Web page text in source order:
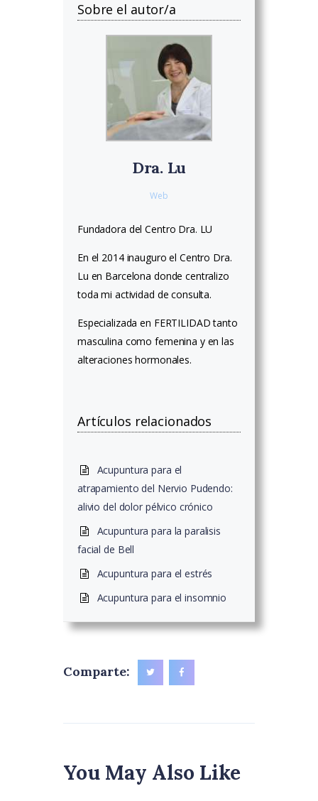
Sobre el autor/a
Dra. Lu
Web
Fundadora del Centro Dra. LU
En el 2014 inauguro el Centro Dra.
Lu en Barcelona donde centralizo
toda mi actividad de consulta.
Especializada en FERTILIDAD tanto
masculina como femenina y en las
alteraciones hormonales.
Artículos relacionados
Acupuntura para el
atrapamiento del Nervio Pudendo:
alivio del dolor pélvico crónico
Acupuntura para la paralisis
facial de Bell
Acupuntura para el estrés
Acupuntura para el insomnio
Comparte:
You May Also Like